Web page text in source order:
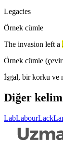
Legacies
Örnek cümle
The invasion left a
Örnek cümle
İşgal, bir korku ve
Diğer
LabLabourLack